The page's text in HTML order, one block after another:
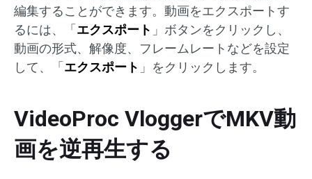
編集することができます。動画をエクスポートす
るには、「エクスポート 」ボタンをクリックし、
動画の形式、解像度、フレームレートなどを設定
して、「エクスポート 」をクリックします。
VideoProc VloggerでMKV動
画を逆再生する